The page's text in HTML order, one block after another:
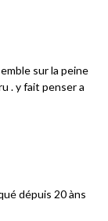
sur la peine
. y fait penser a
dépuis 20 àns